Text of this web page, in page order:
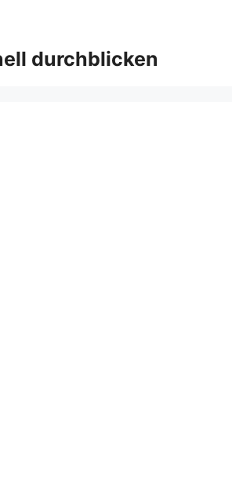
durchblicken